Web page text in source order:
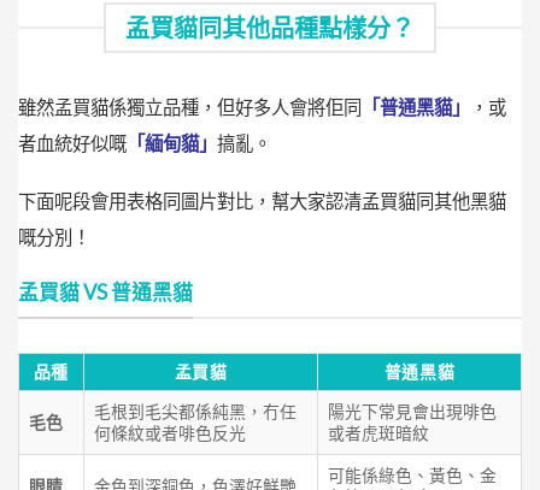
孟買貓同其他品種點樣分？
雖然孟買貓係獨立品種，但好多人會將佢同 「普通黑貓」
，或
者血統好似嘅 「緬甸貓」 搞亂。
下面呢段會用表格同圖片對比，幫大家認清孟買貓同其他黑貓
嘅分別！
孟買貓 VS 普通黑貓
品種 孟買貓 普通黑貓
毛色
毛根到毛尖都係純黑，冇任
何條紋或者啡色反光
陽光下常見會出現啡色
或者虎斑暗紋
可能係綠色、黃色、金